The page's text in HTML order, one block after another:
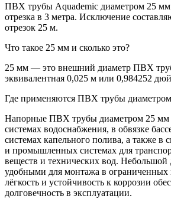
ПВХ трубы Aquademic диаметром 25
отрезка в 3 метра. Исключение
отрезок 25 м.
Что такое 25 мм и сколько это?
25 мм — это внешний диаметр ПВХ
эквивалентная 0,025 м или 0,984252
Где применяются ПВХ трубы
Напорные ПВХ трубы диаметром 25 мм
системах водоснабжения, в обвязке
системах капельного полива, а также в
и промышленных системах для
веществ и технических вод. Небольшой
удобными для монтажа в ограниченных
лёгкость и устойчивость к коррозии
долговечность в эксплуатации.